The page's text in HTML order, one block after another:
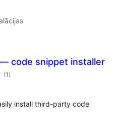
code snippet installer
(1 vērtējumu
kopsumma
)
install third-party code